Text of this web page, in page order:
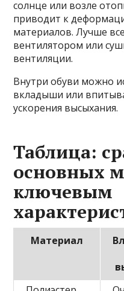
солнце или возле
приводит к
материалов. Лучше
вентилятором или
вентиляции.
Внутри обуви можно
вкладыши или
ускорения высыхания.
Таблица:
основных
ключевым
Материал